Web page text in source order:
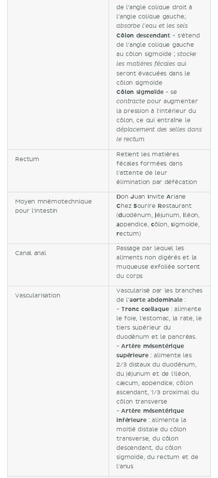
de l’angle colique droit à
l’angle colique gauche;
absorbe l'eau et les sels
Côlon descendant - s'étend
de l’angle colique gauche
au côlon sigmoïde ;stocke
les matières fécales qui
seront évacuées dans le
côlon sigmoïde
Côlon sigmoïde - se
contractepour augmenter
la pression à l'intérieur du
côlon, ce qui entraîne le
déplacement des selles dans
le rectum
Rectum
Retient les matières
fécales formées dans
l'attente de leur
élimination par défécation
Moyen mnémotechnique
pour l'intestin
Don Juan InviteAriane
Chez Sourire Restaurant
(duodénum, jéjunum, iléon,
appendice, côlon,sigmoïde,
rectum)
Canal anal
Passage par lequel les
aliments non digérés et la
muqueuse exfoliée sortent
du corps
Vascularisation
Vascularisé par les branches
de l'aorte abdominale:
-Tronc cœliaque: alimente
le foie, l'estomac, la rate, le
tiers supérieur du
duodénum et le pancréas.
-Artère mésentérique
supérieure: alimente les
2/3 distaux du duodénum,
du jéjunum et de l'iléon,
cæcum, appendice, côlon
ascendant, 1/3 proximal du
côlon transverse
-Artère mésentérique
inférieure: alimente la
moitié distale du côlon
transverse, du côlon
descendant, du côlon
sigmoïde, du rectum et de
l'anus